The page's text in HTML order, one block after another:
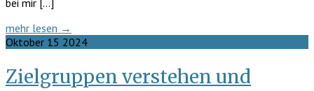
mehr lesen →
Oktober 15 2024
Zielgruppen verstehen und